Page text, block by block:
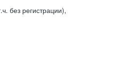
без регистрации),